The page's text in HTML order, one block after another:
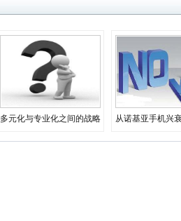
多元化与专业化之间的战略
从诺基亚手机兴